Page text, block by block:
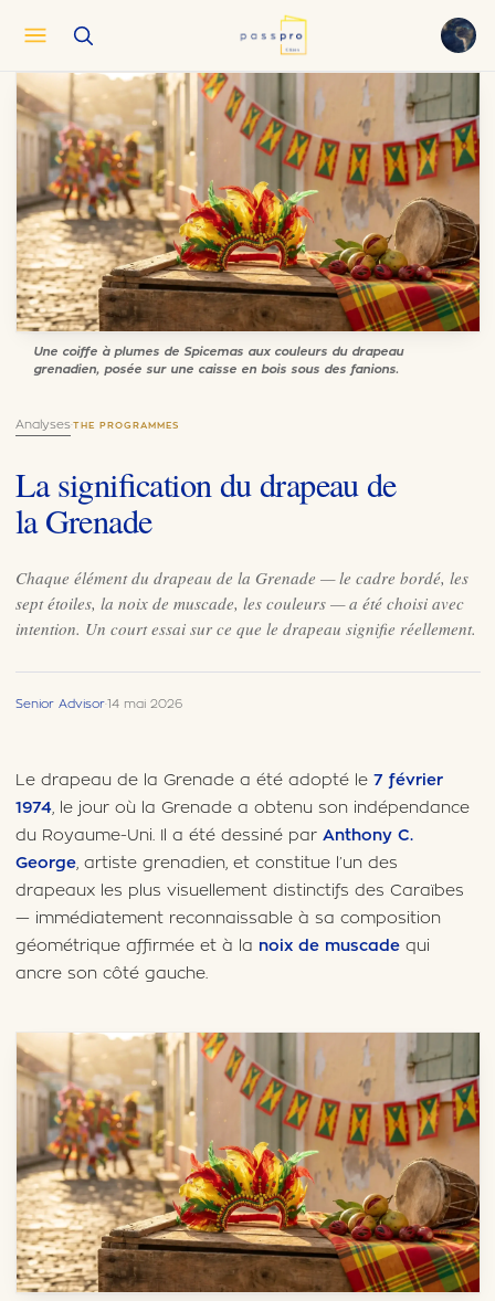
EN English
AR العربية
FR Français
Русский
ZH 中文
TR Türkçe
Analyses·THE PROGRAMMES
La signification du drapeau de
la Grenade
Chaque élément du drapeau de la Grenade — le cadre bordé, les
sept étoiles, la noix de muscade, les couleurs — a été choisi avec
intention. Un court essai sur ce que le drapeau signifie réellement.
Senior Advisor·14 mai 2026
Une coiffe à plumes de Spicemas aux couleurs du drapeau
grenadien, posée sur une caisse en bois sous des fanions.
Le drapeau de la Grenade a été adopté le 7 février
1974, le jour où la Grenade a obtenu son indépendance
du Royaume-Uni. Il a été dessiné par Anthony C.
George, artiste grenadien, et constitue l’un des
drapeaux les plus visuellement distinctifs des Caraïbes
— immédiatement reconnaissable à sa composition
géométrique affirmée et à la noix de muscadequi
ancre son côté gauche.